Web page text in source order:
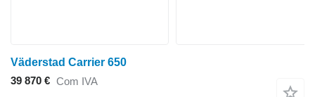
Väderstad Carrier 650
39 870 € Com IVA